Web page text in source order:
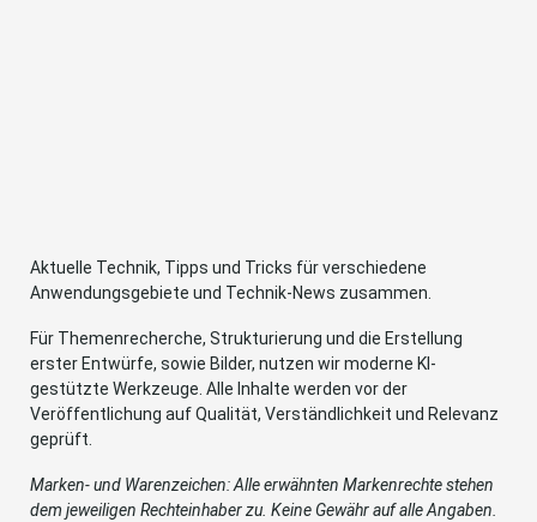
Aktuelle Technik, Tipps und Tricks für verschiedene
Anwendungsgebiete und Technik-News zusammen.
Für Themenrecherche, Strukturierung und die Erstellung
erster Entwürfe, sowie Bilder, nutzen wir moderne KI-
gestützte Werkzeuge. Alle Inhalte werden vor der
Veröffentlichung auf Qualität, Verständlichkeit und Relevanz
geprüft.
Marken- und Warenzeichen: Alle erwähnten Markenrechte stehen
dem jeweiligen Rechteinhaber zu. Keine Gewähr auf alle Angaben.